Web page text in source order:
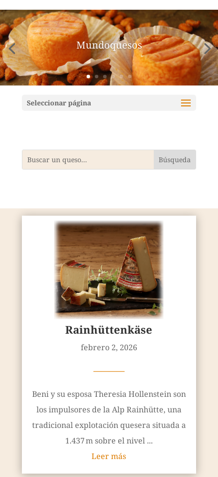
Mundoquesos
Seleccionar página
Rainhüttenkäse
febrero 2, 2026
————
Beni y su esposa Theresia Hollenstein son
los impulsores de la Alp Rainhütte, una
tradicional explotación quesera situada a
1.437 m sobre el nivel ...
Leer más